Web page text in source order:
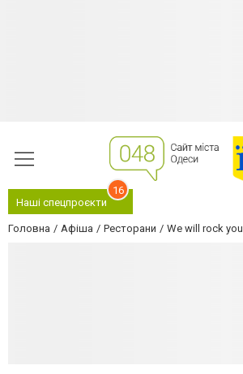
Наші спецпроєкти
16
Головна Афіша Ресторани We will rock you